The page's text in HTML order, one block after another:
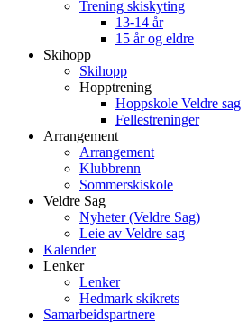
Trening skiskyting
13-14 år
15 år og eldre
Skihopp
Skihopp
Hopptrening
Hoppskole Veldre sag
Fellestreninger
Arrangement
Arrangement
Klubbrenn
Sommerskiskole
Veldre Sag
Nyheter (Veldre Sag)
Leie av Veldre sag
Kalender
Lenker
Lenker
Hedmark skikrets
Samarbeidspartnere